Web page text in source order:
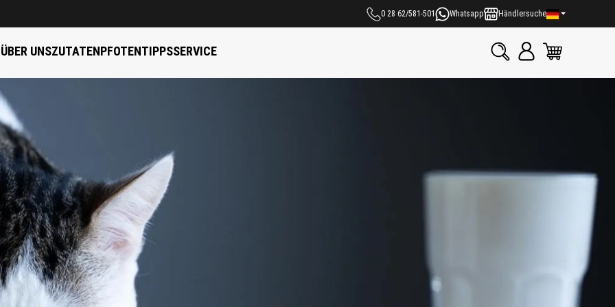
0 28 62/581-501 Whatsapp Händlersuche
ÜBER UNSZUTATENPFOTENTIPPSSERVICE